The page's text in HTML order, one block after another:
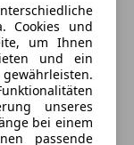
Cookies und
um Ihnen
und ein
unseres
bei einem
passende